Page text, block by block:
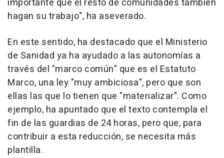
importante que el resto de comunidades también
hagan su trabajo", ha aseverado.
En este sentido, ha destacado que el Ministerio
de Sanidad ya ha ayudado a las autonomías a
través del "marco común" que es el Estatuto
Marco, una ley "muy ambiciosa", pero que son
ellas las que lo tienen que "materializar". Como
ejemplo, ha apuntado que el texto contempla el
fin de las guardias de 24 horas, pero que, para
contribuir a esta reducción, se necesita más
plantilla.